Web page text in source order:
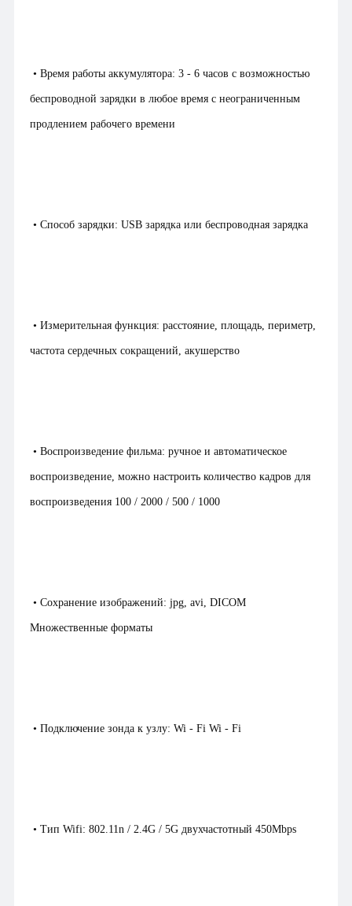
• Время работы аккумулятора: 3 - 6 часов с возможностью
беспроводной зарядки в любое время с неограниченным
продлением рабочего времени
• Способ зарядки: USB зарядка или беспроводная зарядка
• Измерительная функция: расстояние, площадь, периметр,
частота сердечных сокращений, акушерство
• Воспроизведение фильма: ручное и автоматическое
воспроизведение, можно настроить количество кадров для
воспроизведения 100 / 2000 / 500 / 1000
• Сохранение изображений: jpg, avi, DICOM
Множественные форматы
• Подключение зонда к узлу: Wi - Fi Wi - Fi
• Тип Wifi: 802.11n / 2.4G / 5G двухчастотный 450Mbps